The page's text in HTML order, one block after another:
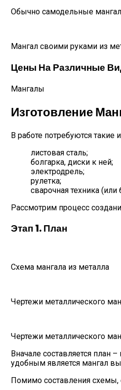
Обычно самодельные
Мангал своими руками из
Цены На Различные
Мангалы
Изготовление
В работе потребуются такие
листовая сталь;
болгарка, диски к ней;
электродрель;
рулетка;
сварочная техника
Рассмотрим процесс
Этап 1. План
Схема мангала из металла
Чертежи металлического
Чертежи металлического
Вначале составляется
удобным является мангал
Помимо составления схемы,